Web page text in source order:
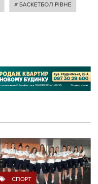
# БАСКЕТБОЛ РІВНЕ
СПОРТ